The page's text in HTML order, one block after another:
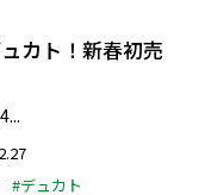
カト！新春初売
#デュカト